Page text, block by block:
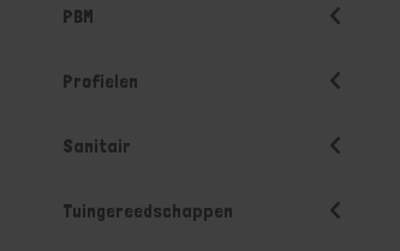
PBM
Profielen
Sanitair
Tuingereedschappen